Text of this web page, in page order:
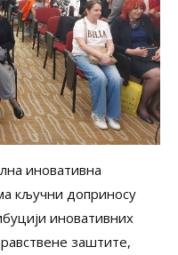
иновативна
кључни доприносу
иновативних
заштите,